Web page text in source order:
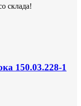
склада!
150.03.228-1